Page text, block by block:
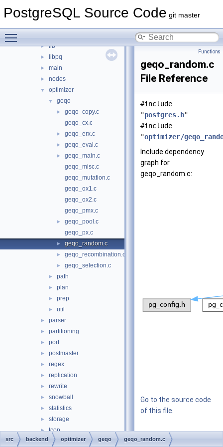
PostgreSQL Source Code git master
► executor
► lib
► libpq
► main
► nodes
▼ optimizer
▼ geqo
►
geqo_copy.c
geqo_cx.c
► geqo_erx.c
► geqo_eval.c
►
geqo_main.c
geqo_misc.c
geqo_mutation.c
geqo_ox1.c
geqo_ox2.c
geqo_pmx.c
►
geqo_pool.c
geqo_px.c
► geqo_random.c
► geqo_recombination.c
► geqo_selection.c
► path
► plan
► prep
► util
► parser
► partitioning
► port
► postmaster
► regex
► replication
► rewrite
► snowball
► statistics
► storage
► tcop
► tsearch
Functions
geqo_random.c
File Reference
#include
"postgres.h"
#include
"optimizer/
Include dependency
graph for
geqo_random.c:
Go to the source code
of this file.
Functions
src backend optimizer geqo geqo_random.c